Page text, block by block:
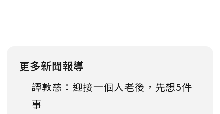
更多新聞報導
譚敦慈：迎接一個人老後，先想5件
事